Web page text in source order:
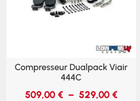
Compresseur Dualpack Viair
444C
509,00 € – 529,00 €